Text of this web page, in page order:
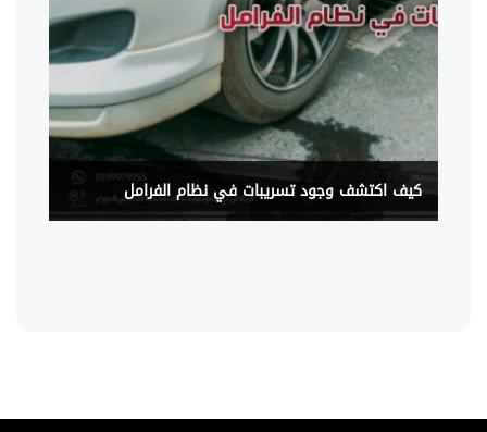
كيف اكتشف وجود تسريبات في نظام الفرامل